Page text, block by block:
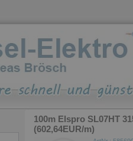
100m Elspro SL07HT
(602,64EUR/m)